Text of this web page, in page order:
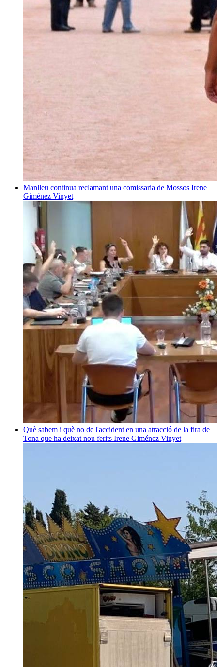
Manlleu continua reclamant una comissaria de Mossos Irene
Giménez Vinyet
Què sabem i què no de l'accident en una atracció de la fira de
Tona que ha deixat nou ferits Irene Giménez Vinyet